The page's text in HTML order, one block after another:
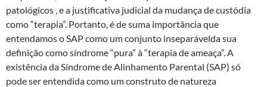
patológicos , e a justificativa judicial da mudança de custódia
como “terapia”. Portanto, é de suma importância que
entendamos o SAP como um conjunto inseparávelda sua
definição como síndrome “pura” à “terapia de ameaça”. A
existência da Síndrome de Alinhamento Parental (SAP) só
pode ser entendida como um construto de natureza